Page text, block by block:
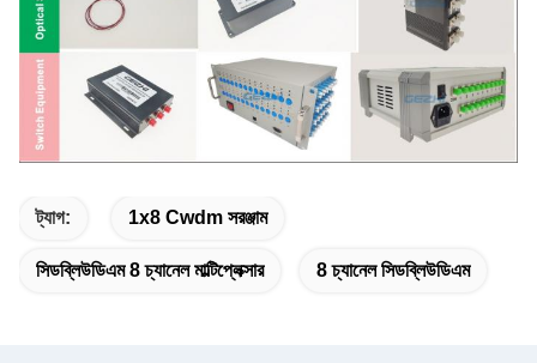
ট্যাগ: 1x8 Cwdm সরঞ্জাম
সিডব্লিউডিএম 8 চ্যানেল মাল্টিপ্লেক্সার 8 চ্যানেল সিডব্লিউডিএম